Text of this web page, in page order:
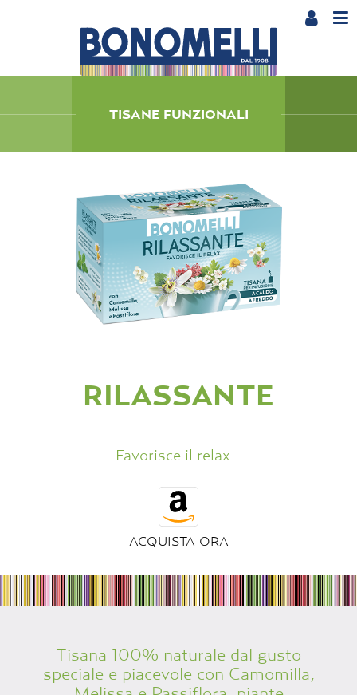
TISANE FUNZIONALI
RILASSANTE
Favorisce il relax
ACQUISTA ORA
Tisana 100% naturale dal gusto
speciale e piacevole con Camomilla,